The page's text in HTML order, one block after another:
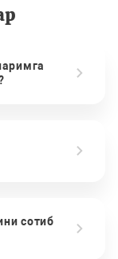
сотиб